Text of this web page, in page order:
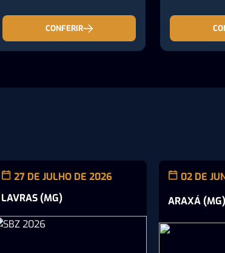
CONFERIR
27 DE JULHO DE 2026
LAVRAS (MG)
02 DE
ARAXÁ (MG)